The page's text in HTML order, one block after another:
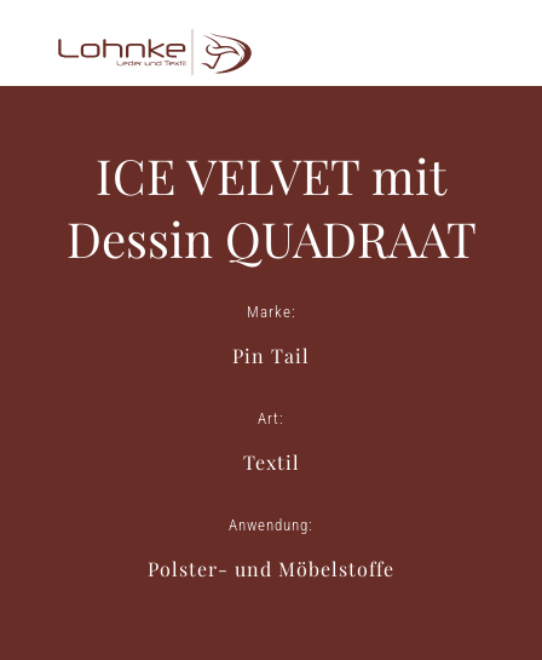
ICE VELVET mit
Dessin QUADRAAT
Marke:
Pin Tail
Art:
Textil
Anwendung:
Polster- und Möbelstoffe